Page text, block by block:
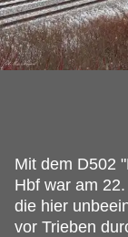
Mit dem D502
Hbf war am 22.
die hier
vor Trieben